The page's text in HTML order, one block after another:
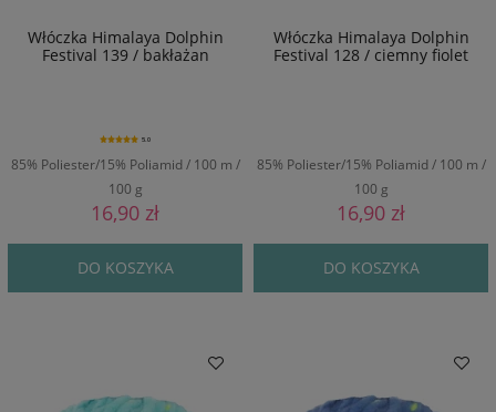
Włóczka Himalaya Dolphin
Festival 139 / bakłażan
85% Poliester/15% Poliamid / 100 m /
100 g
5.0
16,90 zł
DO KOSZYKA
Włóczka Himalaya Dolphin
Festival 128 / ciemny fiolet
85% Poliester/15% Poliamid / 100 m /
100 g
16,90 zł
DO KOSZYKA